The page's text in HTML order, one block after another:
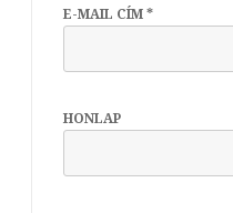
E-MAIL CÍM *
HONLAP